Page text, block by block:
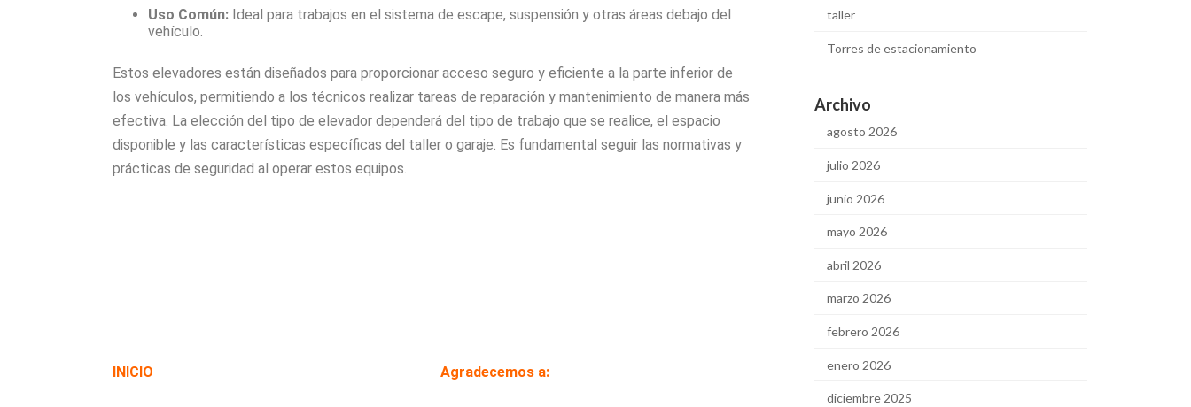
Uso Común: Ideal para trabajos en el sistema de escape, suspensión y otras áreas debajo del
vehículo.
Estos elevadores están diseñados para proporcionar acceso seguro y eficiente a la parte inferior de
los vehículos, permitiendo a los técnicos realizar tareas de reparación y mantenimiento de manera más
efectiva. La elección del tipo de elevador dependerá del tipo de trabajo que se realice, el espacio
disponible y las características específicas del taller o garaje. Es fundamental seguir las normativas y
prácticas de seguridad al operar estos equipos.
INICIO Agradecemos a:
taller
Torres de estacionamiento
Archivo
agosto 2026
julio 2026
junio 2026
mayo 2026
abril 2026
marzo 2026
febrero 2026
enero 2026
diciembre 2025